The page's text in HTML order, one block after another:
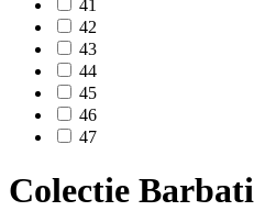
41
42
43
44
45
46
47
Colectie Barbati